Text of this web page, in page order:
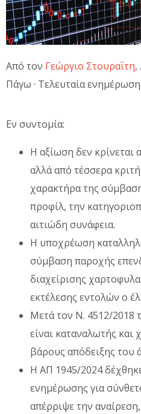
Από τον Γεώργιο Στουραΐτη,
Πάγω · Τελευταία
Εν συντομία:
Η αξίωση δεν κρίνεται
αλλά από τέσσερα
χαρακτήρα της
προφίλ, την
αιτιώδη συνάφεια.
Η υποχρέωση
σύμβαση παροχής
διαχείρισης
εκτέλεσης εντολών ο
Μετά τον Ν. 4512/2018
είναι καταναλωτής και
βάρους απόδειξης του
Η ΑΠ 1945/2024
ενημέρωσης για
απέρριψε την